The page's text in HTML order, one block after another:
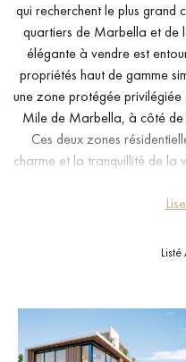
qui recherchent le plus grand
quartiers de Marbella et de
élégante à vendre est
propriétés haut de gamme
une zone protégée
Mile de Marbella, à côté de
Ces deux zones
charme et la tranquillité de la
Mile. Il est à quelques
écoles internationales, les
Située sur un terrain de
haut de gamme au pied de